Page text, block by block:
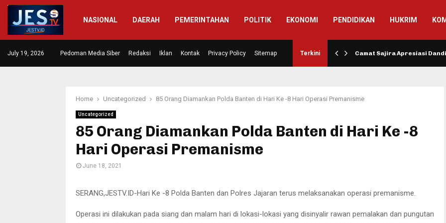
NASIONAL DAERAH PEMERINTAHAN POLITIK EKONOMI PENDIDIKAN HUKRIM
July 19, 2026 Pedoman Media Siber Redaksi Iklan Kontak Privacy Policy Sitemap Terkini
Masrakat di Dua Desa Mengapresiasi Pembangunan Jalan… Camat Sajira Apresiasi
Home Uncategorized 85 Orang Diamankan Polda Banten di Hari Ke -8 Hari Operasi Premanisme
Uncategorized
85 Orang Diamankan Polda Banten di Hari Ke -8
Hari Operasi Premanisme
June 18, 2021
SERANG,JESTV.ID-Hari Ke -8 Polda Banten dan Polres Jajaran terus melaksanakan operasi premanisme.
Operasi ini dilakukan pada siang dan malam hari di lokasi-lokasi yang disinyalir rawan pemalakan dan pungutan